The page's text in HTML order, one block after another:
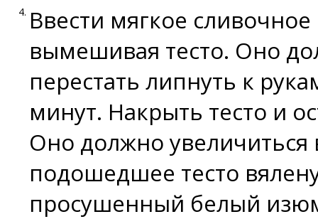
Ввести мягкое
вымешивая тесто. Оно
перестать липнуть к
минут. Накрыть тесто и
Оно должно
подошедшее тесто
просушенный белый